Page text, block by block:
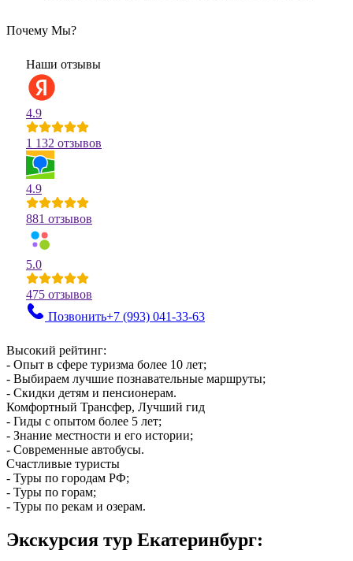
Почему Мы?
Наши отзывы
4.9
1 132 отзывов
4.9
881 отзывов
5.0
475 отзывов
Позвонить+7 (993) 041-33-63
Высокий рейтинг:
- Опыт в сфере туризма более 10 лет;
- Выбираем лучшие познавательные маршруты;
- Скидки детям и пенсионерам.
Комфортный Трансфер, Лучший гид
- Гиды с опытом более 5 лет;
- Знание местности и его истории;
- Современные автобусы.
Счастливые туристы
- Туры по городам РФ;
- Туры по горам;
- Туры по рекам и озерам.
Экскурсия тур Екатеринбург: